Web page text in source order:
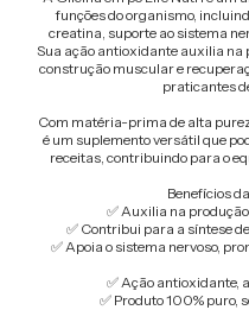
funções do organismo,
creatina, suporte ao sistema
Sua ação antioxidante auxilia na
construção muscular e
praticantes
Com matéria-prima de alta
é um suplemento versátil que
receitas, contribuindo para o
Benefícios
✅ Auxilia na
✅ Contribui para a síntese
✅ Apoia o sistema nervoso,
✅ Ação antioxidante,
✅ Produto 100% puro,